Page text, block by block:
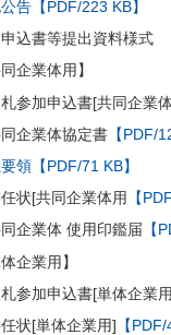
告【PDF/223 KB】
込書等提出資料様式
同企業体用】
参加申込書[共同企業
企業体協定書【PDF/
領【PDF/71 KB】
状[共同企業体用
【
企業体 使用印鑑届 【
体企業用】
参加申込書[単体企業
状[単体企業用] 【PDF/